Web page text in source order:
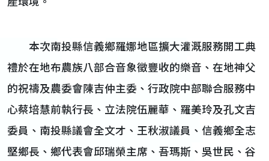
本次南投縣信義鄉羅娜地區擴大灌溉服務開工典
禮於在地布農族八部合音象徵豐收的樂音、在地神父
的祝禱及農委會陳吉仲主委、行政院中部聯合服務中
心蔡培慧前執行長、立法院伍麗華、羅美玲及孔文吉
委員、南投縣議會全文才、王秋淑議員、信義鄉全志
堅鄉長、鄉代表會邱瑞榮主席、吾瑪斯、吳世民、谷